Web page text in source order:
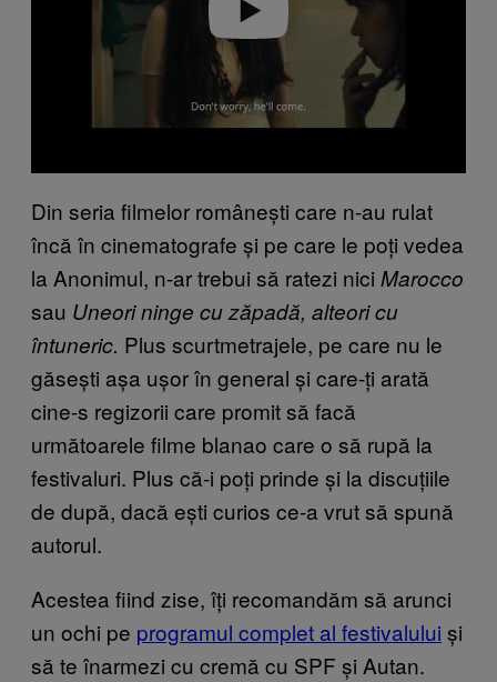
Din seria filmelor românești care n-au rulat
încă în cinematografe și pe care le poți vedea
la Anonimul, n-ar trebui să ratezi nici Marocco
sau Uneori ninge cu zăpadă, alteori cu
întuneric. Plus scurtmetrajele, pe care nu le
găsești așa ușor în general și care-ți arată
cine-s regizorii care promit să facă
următoarele filme blanao care o să rupă la
festivaluri. Plus că-i poți prinde și la discuțiile
de după, dacă ești curios ce-a vrut să spună
autorul.
Acestea fiind zise, îți recomandăm să arunci
un ochi pe programul complet al festivalului și
să te înarmezi cu cremă cu SPF și Autan.